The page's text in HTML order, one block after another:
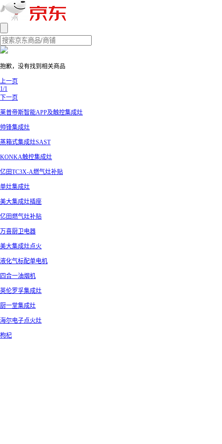
抱歉，没有找到相关商品
上一页
1/1
下一页
莱普帝斯智能APP及触控集成灶
帅锋集成灶
蒸箱式集成灶SAST
KONKA触控集成灶
亿田TC3X-A燃气灶补贴
单灶集成灶
美大集成灶插座
亿田燃气灶补贴
万喜厨卫电器
美大集成灶点火
液化气标配单电机
四合一油烟机
英伦罗孚集成灶
厨一堂集成灶
海尔电子点火灶
枸杞